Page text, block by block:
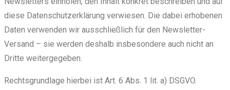
diese Datenschutzerklärung verwiesen. Die dabei erhobenen
Daten verwenden wir ausschließlich für den Newsletter-
Versand – sie werden deshalb insbesondere auch nicht an
Dritte weitergegeben.
Rechtsgrundlage hierbei ist Art. 6 Abs. 1 lit. a) DSGVO.